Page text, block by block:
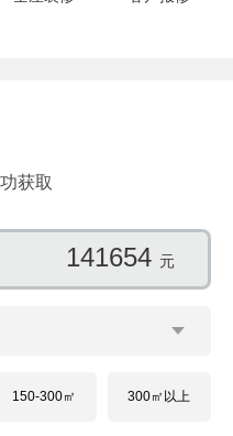
获取
152467 元
150-300㎡ 300㎡以上